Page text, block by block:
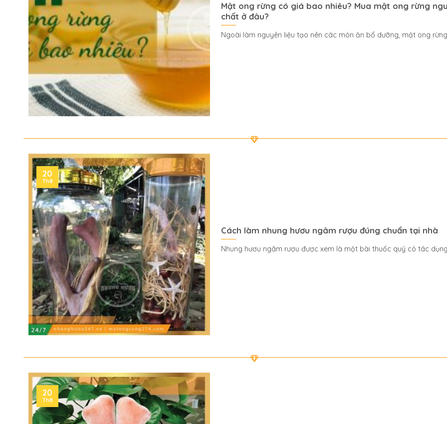
Mật ong rừng có giá bao nhiêu? Mua mật ong rừng
chất ở đâu?
Ngoài làm nguyên liệu tạo nên các món ăn bổ dưỡng, mật ong
Cách làm nhung hươu ngâm rượu đúng chuẩn tại nhà
Nhung hươu ngâm rượu được xem là một bài thuốc quý có tác
20
Th8
20
Th8